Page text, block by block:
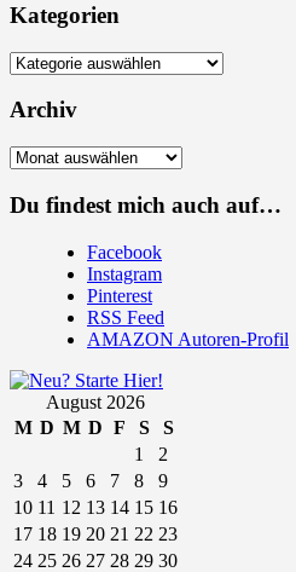
Kategorien
Kategorien
Archiv
Archiv
Du findest mich auch auf…
Facebook
Instagram
Pinterest
RSS Feed
AMAZON Autoren-Profil
August 2026
M D M D F S
S
1
2
3
4 5 6 7 8
9
10 11 12 13 14 15 16
17 18 19 20 21 22 23
24 25 26 27 28 29 30